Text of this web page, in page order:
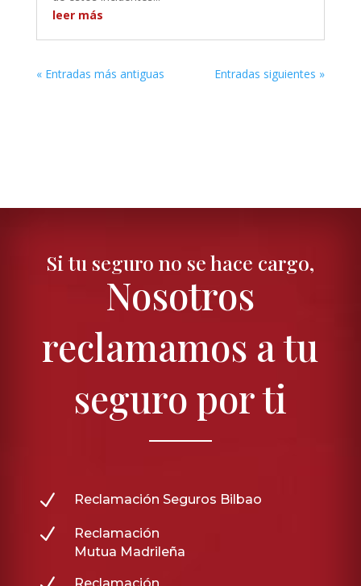
leer más
« Entradas más antiguas Entradas siguientes »
Si tu seguro no se hace cargo,
Nosotros
reclamamos a tu
seguro por ti
N Reclamación Seguros Bilbao
N
Reclamación
Mutua Madrileña